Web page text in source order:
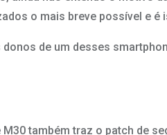
o mais breve possível e
de um desses
também traz o patch de